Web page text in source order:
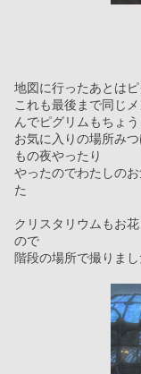
地図に行ったあとはピ
これも最後まで同じ
んでピグリムもちょ
お気に入りの場所み
もの夜やったり
やったのでわたしの
た
クリスタリウムもお
ので
階段の場所で撮りまし